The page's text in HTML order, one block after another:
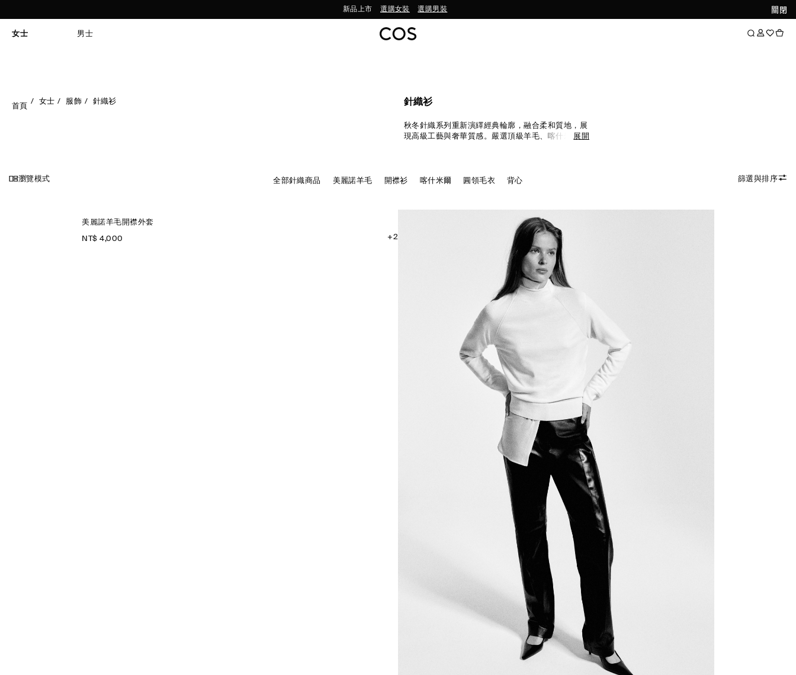
關閉
女士 男士
首頁
女士 服飾 針織衫 針織衫
秋冬針織系列重新演繹經典輪廓，融合柔和質地，展
現高級工藝與奢華質感。嚴選頂級羊毛、喀什米爾與
展開
瀏覽模式 全部針織商品 美麗諾羊毛 開襟衫 喀什米爾 圓領毛衣 背心 篩選與排序
美麗諾羊毛開襟外套
NT$ 4,000 +2